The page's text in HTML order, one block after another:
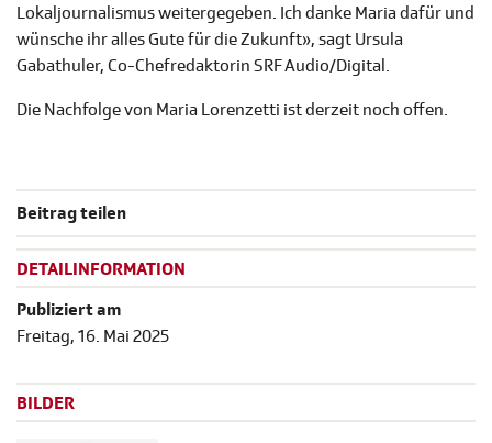
Lokaljournalismus weitergegeben. Ich danke Maria dafür und
wünsche ihr alles Gute für die Zukunft», sagt Ursula
Gabathuler, Co-Chefredaktorin SRF Audio/Digital.
Die Nachfolge von Maria Lorenzetti ist derzeit noch offen.
Beitrag teilen
DETAILINFORMATION
Publiziert am
Freitag, 16. Mai 2025
BILDER